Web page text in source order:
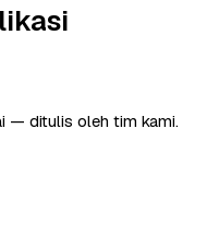
— ditulis oleh tim kami.